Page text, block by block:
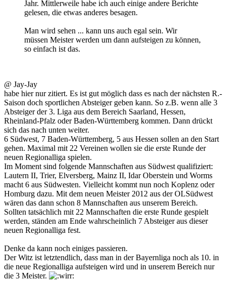
Jahr. Mittlerweile habe ich auch einige andere Berichte
gelesen, die etwas anderes besagen.
Man wird sehen ... kann uns auch egal sein. Wir
müssen Meister werden um dann aufsteigen zu können,
so einfach ist das.
@ Jay-Jay
habe hier nur zitiert. Es ist gut möglich dass es nach der nächsten R.-
Saison doch sportlichen Absteiger geben kann. So z.B. wenn alle 3
Absteiger der 3. Liga aus dem Bereich Saarland, Hessen,
Rheinland-Pfalz oder Baden-Württemberg kommen. Dann drückt
sich das nach unten weiter.
6 Südwest, 7 Baden-Württemberg, 5 aus Hessen sollen an den Start
gehen. Maximal mit 22 Vereinen wollen sie die erste Runde der
neuen Regionalliga spielen.
Im Moment sind folgende Mannschaften aus Südwest qualifiziert:
Lautern II, Trier, Elversberg, Mainz II, Idar Oberstein und Worms
macht 6 aus Südwesten. Vielleicht kommt nun noch Koplenz oder
Homburg dazu. Mit dem neuen Meister 2012 aus der OLSüdwest
wären das dann schon 8 Mannschaften aus unserem Bereich.
Sollten tatsächlich mit 22 Mannschaften die erste Runde gespielt
werden, ständen am Ende wahrscheinlich 7 Absteiger aus dieser
neuen Regionalliga fest.
Denke da kann noch einiges passieren.
Der Witz ist letztendlich, dass man in der Bayernliga noch als 10. in
die neue Regionalliga aufsteigen wird und in unserem Bereich nur
die 3 Meister.